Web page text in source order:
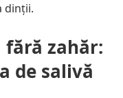
dinții.
zahăr:
de salivă